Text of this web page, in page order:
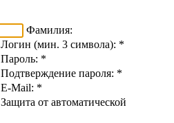
Фамилия:
Логин (мин. 3 символа): *
Пароль: *
Подтверждение пароля: *
E-Mail: *
Защита от автоматической